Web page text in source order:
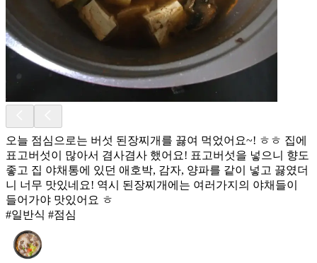
오늘 점심으로는 버섯 된장찌개를 끓여 먹었어요~! ㅎㅎ 집에
표고버섯이 많아서 겸사겸사 했어요! 표고버섯을 넣으니 향도
좋고 집 야채통에 있던 애호박, 감자, 양파를 같이 넣고 끓였더
니 너무 맛있네요! 역시 된장찌개에는 여러가지의 야채들이
들어가야 맛있어요 ㅎ
#일반식 #점심